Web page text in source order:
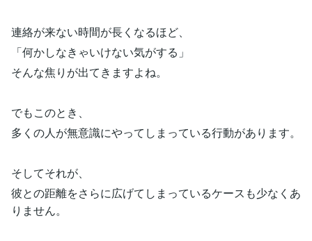
連絡が来ない時間が長くなるほど、
「何かしなきゃいけない気がする」
そんな焦りが出てきますよね。
でもこのとき、
多くの人が無意識にやってしまっている行動があります。
そしてそれが、
彼との距離をさらに広げてしまっているケースも少なくあ
りません。